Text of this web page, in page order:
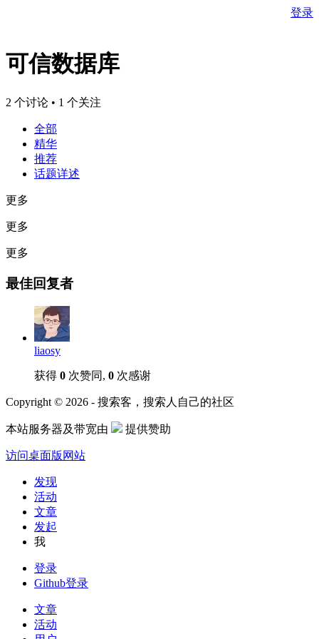
登录
可信数据库
2 个讨论 • 1 个关注
全部
精华
推荐
话题详述
更多
更多
更多
最佳回复者
liaosy
获得 0 次赞同, 0 次感谢
Copyright © 2026 - 搜索客，搜索人自己的社区
本站服务器及带宽由 提供赞助
访问桌面版网站
发现
活动
文章
发起
我
登录
Github登录
文章
活动